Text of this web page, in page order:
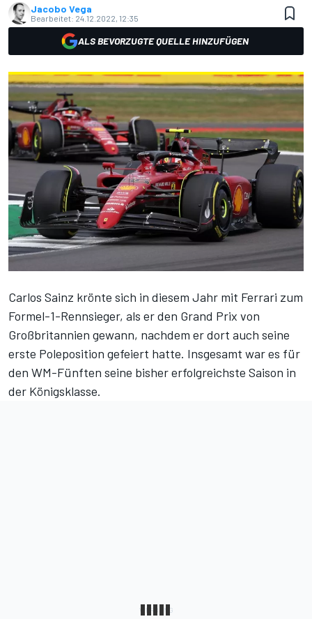
Jacobo Vega
Bearbeitet: 24.12.2022, 12:35
ALS BEVORZUGTE QUELLE HINZUFÜGEN
Carlos Sainz krönte sich in diesem Jahr mit Ferrari zum
Formel-1-Rennsieger, als er den Grand Prix von
Großbritannien gewann, nachdem er dort auch seine
erste Poleposition gefeiert hatte. Insgesamt war es für
den WM-Fünften seine bisher erfolgreichste Saison in
der Königsklasse.